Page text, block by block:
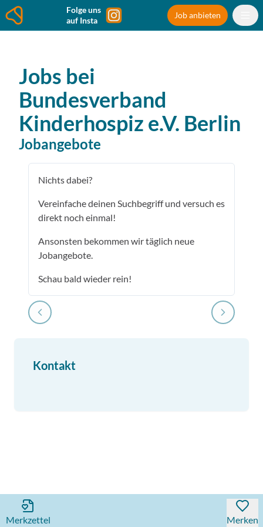
Folge uns
auf Insta
Job anbieten
Jobs bei
Bundesverband
Kinderhospiz e.V. Berlin
Jobangebote
Nichts dabei?
Vereinfache deinen Suchbegriff und versuch es
direkt noch einmal!
Ansonsten bekommen wir täglich neue
Jobangebote.
Schau bald wieder rein!
Kontakt
Merkzettel Merken